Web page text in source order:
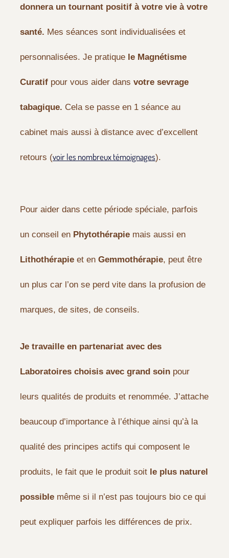
donnera un tournant positif à votre vie à votre
santé. Mes séances sont individualisées et
personnalisées. Je pratique le Magnétisme
Curatif pour vous aider dans votre sevrage
tabagique. Cela se passe en 1 séance au
cabinet mais aussi à distance avec d’excellent
retours (voir les nombreux témoignages).
Pour aider dans cette période spéciale, parfois
un conseil en Phytothérapie mais aussi en
Lithothérapie et en Gemmothérapie, peut être
un plus car l’on se perd vite dans la profusion de
marques, de sites, de conseils.
Je travaille en partenariat avec des
Laboratoires choisis avec grand soin pour
leurs qualités de produits et renommée. J’attache
beaucoup d’importance à l’éthique ainsi qu’à la
qualité des principes actifs qui composent le
produits, le fait que le produit soit le plus naturel
possible même si il n’est pas toujours bio ce qui
peut expliquer parfois les différences de prix.